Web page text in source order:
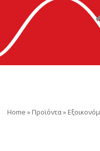
Home » Προϊόντα»